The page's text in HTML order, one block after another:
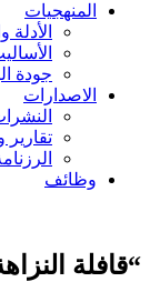
المنهجيات
الأدلة
جودة
الاصدارات
وظائف
“قافلة